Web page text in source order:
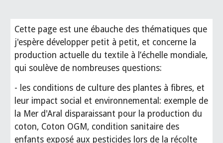
Cette page est une ébauche des thématiques que
j'espère développer petit à petit, et concerne la
production actuelle du textile à l’échelle mondiale,
qui soulève de nombreuses questions:
- les conditions de culture des plantes à fibres, et
leur impact social et environnemental: exemple de
la Mer d'Aral disparaissant pour la production du
coton, Coton OGM, condition sanitaire des
enfants exposé aux pesticides lors de la récolte